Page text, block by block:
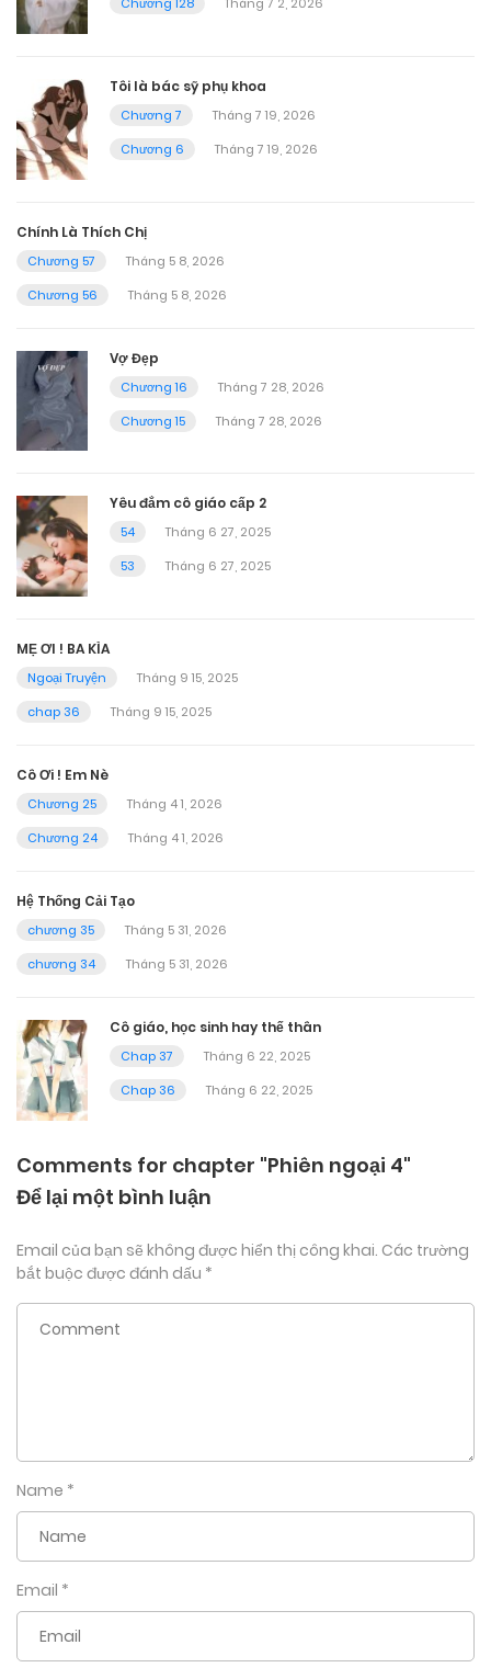
Tôi là bác sỹ phụ khoa
Chương 7
Tháng 7 19, 2026
Chương 6
Tháng 7 19, 2026
Chính Là Thích Chị
Chương 57
Tháng 5 8, 2026
Chương 56
Tháng 5 8, 2026
Vợ Đẹp
Chương 16
Tháng 7 28, 2026
Chương 15
Tháng 7 28, 2026
Yêu đắm cô giáo cấp 2
54
Tháng 6 27, 2025
53
Tháng 6 27, 2025
MẸ ƠI ! BA KÌA
Ngoại Truyện
Tháng 9 15, 2025
chap 36
Tháng 9 15, 2025
Cô Ơi ! Em Nè
Chương 25
Tháng 4 1, 2026
Chương 24
Tháng 4 1, 2026
Hệ Thống Cải Tạo
chương 35
Tháng 5 31, 2026
chương 34
Tháng 5 31, 2026
Cô giáo, học sinh hay thế thân
Chap 37
Tháng 6 22, 2025
Chap 36
Tháng 6 22, 2025
Comments for chapter "Phiên ngoại 4"
Để lại một bình luận
Email của bạn sẽ không được hiển thị công khai. Các trường
bắt buộc được đánh dấu *
Name *
Email *